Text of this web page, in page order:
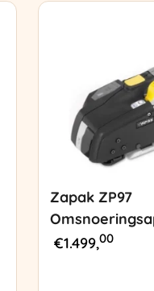
Zapak ZP97
€1.499,00